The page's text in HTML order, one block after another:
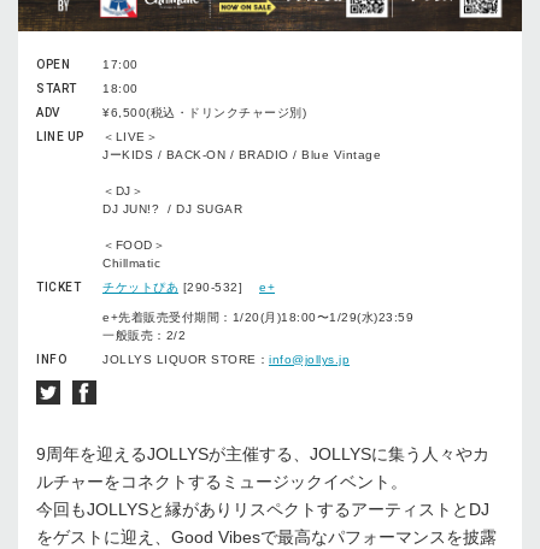
OPEN
17:00
START
18:00
ADV
¥6,500(税込・ドリンクチャージ別)
LINE UP
＜LIVE＞
JーKIDS / BACK-ON / BRADIO / Blue Vintage
＜DJ＞
DJ JUN!? / DJ SUGAR
＜FOOD＞
Chillmatic
TICKET
チケットぴあ [290-532] e+
e+先着販売受付期間：1/20(月)18:00〜1/29(水)23:59
一般販売：2/2
INFO
JOLLYS LIQUOR STORE： info@jollys.jp
9周年を迎えるJOLLYSが主催する、JOLLYSに集う人々やカ
ルチャーをコネクトするミュージックイベント。
今回もJOLLYSと縁がありリスペクトするアーティストとDJ
をゲストに迎え、Good Vibesで最高なパフォーマンスを披露